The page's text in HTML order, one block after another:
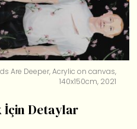
Are Deeper, Acrylic on canvas,
140x150cm, 2021
İçin Detaylar